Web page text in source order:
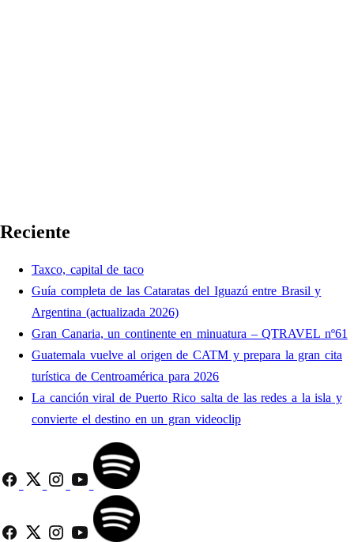
Reciente
Taxco, capital de taco
Guía completa de las Cataratas del Iguazú entre Brasil y
Argentina (actualizada 2026)
Gran Canaria, un continente en minuatura – QTRAVEL nº61
Guatemala vuelve al origen de CATM y prepara la gran cita
turística de Centroamérica para 2026
La canción viral de Puerto Rico salta de las redes a la isla y
convierte el destino en un gran videoclip